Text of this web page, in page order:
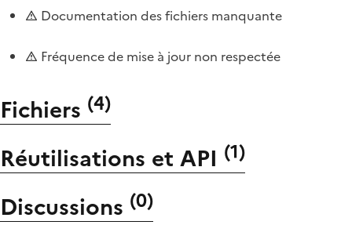
Documentation des fichiers manquante
Fréquence de mise à jour non respectée
Fichiers (4)
Réutilisations et API (1)
Discussions (0)